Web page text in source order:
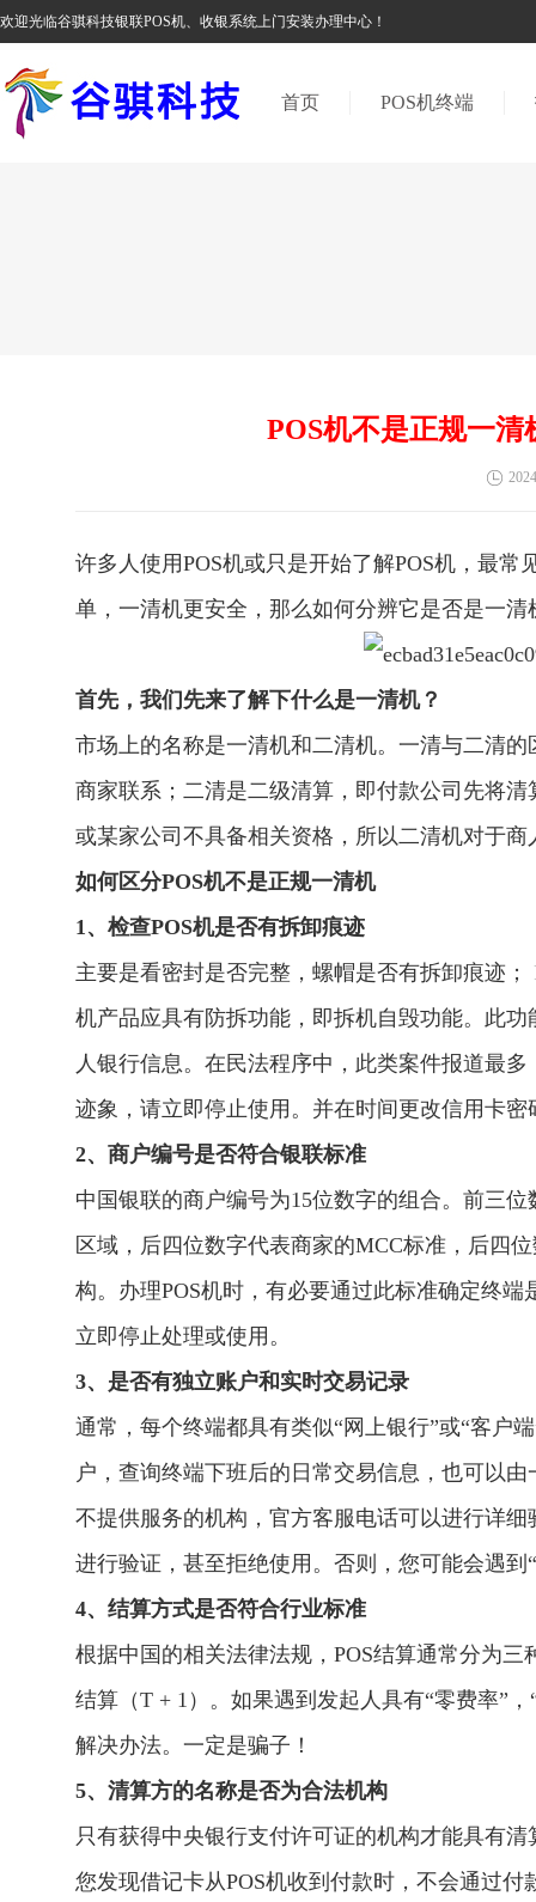
欢迎光临谷骐科技银联POS机、收银系统上门安装办理中心！
首页 POS机终端
POS机不是正规一
许多人使用POS机或只是开始了解POS机，最
单，一清机更安全，那么如何分辨它是否是一
首先，我们先来了解下什么是一清机？
市场上的名称是一清机和二清机。一清与二清
商家联系；二清是二级清算，即付款公司先将
或某家公司不具备相关资格，所以二清机对于
如何区分POS机不是正规一清机
1、检查POS机是否有拆卸痕迹
主要是看密封是否完整，螺帽是否有拆卸痕迹；
机产品应具有防拆功能，即拆机自毁功能。此
人银行信息。在民法程序中，此类案件报道最
迹象，请立即停止使用。并在时间更改信用卡密
2、商户编号是否符合银联标准
中国银联的商户编号为15位数字的组合。前三
区域，后四位数字代表商家的MCC标准，后四
构。办理POS机时，有必要通过此标准确定终
立即停止处理或使用。
3、是否有独立账户和实时交易记录
通常，每个终端都具有类似“网上银行”或“客户
户，查询终端下班后的日常交易信息，也可以
不提供服务的机构，官方客服电话可以进行详
进行验证，甚至拒绝使用。否则，您可能会遇到
4、结算方式是否符合行业标准
根据中国的相关法律法规，POS结算通常分为
结算（T + 1）。如果遇到发起人具有“零费率”
解决办法。一定是骗子！
5、清算方的名称是否为合法机构
只有获得中央银行支付许可证的机构才能具有清
您发现借记卡从POS机收到付款时，不会通过